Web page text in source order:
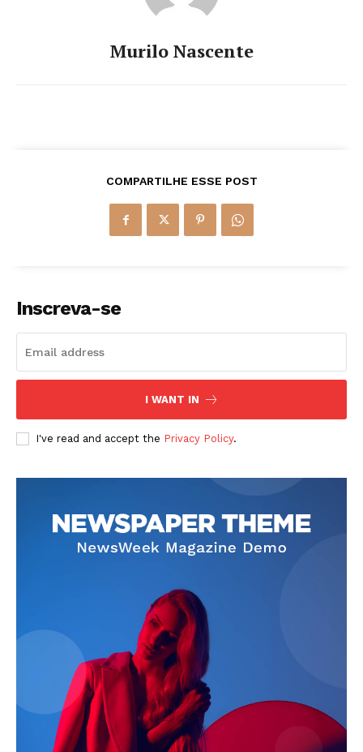
Murilo Nascente
COMPARTILHE ESSE POST
Inscreva-se
I WANT IN
I've read and accept the Privacy Policy.